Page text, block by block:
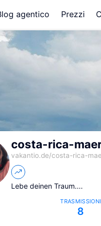
agentico Prezzi
costa-rica-
vakantio.de/costa-rica-
Lebe deinen Traum....
TRASMISSIONI
8